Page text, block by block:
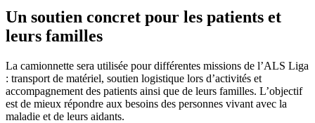
Un soutien concret pour les patients et
leurs familles
La camionnette sera utilisée pour différentes missions de l’ALS Liga
: transport de matériel, soutien logistique lors d’activités et
accompagnement des patients ainsi que de leurs familles. L’objectif
est de mieux répondre aux besoins des personnes vivant avec la
maladie et de leurs aidants.